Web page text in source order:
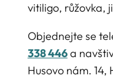
vitiligo, růžovka,
Objednejte se
338 446a
Husovo nám.